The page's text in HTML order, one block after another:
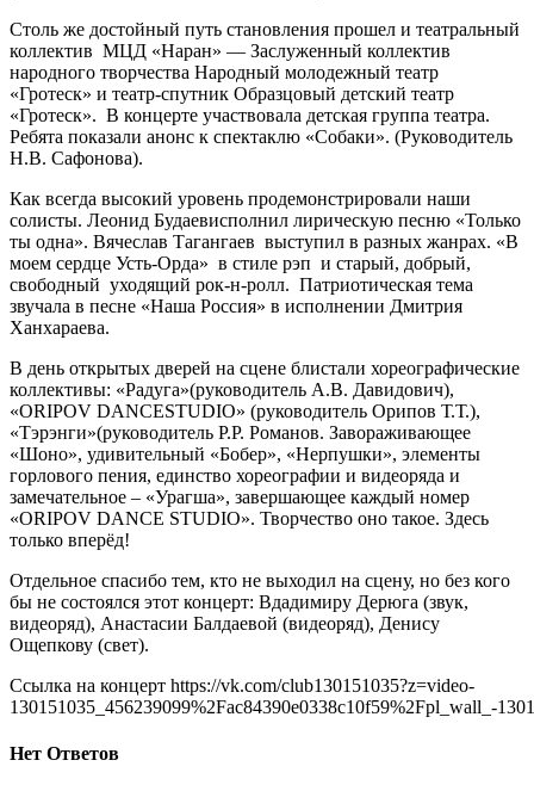
Столь же достойный путь становления прошел и театральный
коллектив МЦД «Наран» — Заслуженный коллектив
народного творчества Народный молодежный театр
«Гротеск» и театр-спутник Образцовый детский театр
«Гротеск». В концерте участвовала детская группа театра.
Ребята показали анонс к спектаклю «Собаки». (Руководитель
Н.В. Сафонова).
Как всегда высокий уровень продемонстрировали наши
солисты. Леонид Будаевисполнил лирическую песню «Только
ты одна». Вячеслав Тагангаев выступил в разных жанрах. «В
моем сердце Усть-Орда» в стиле рэп и старый, добрый,
свободный уходящий рок-н-ролл. Патриотическая тема
звучала в песне «Наша Россия» в исполнении Дмитрия
Ханхараева.
В день открытых дверей на сцене блистали хореографические
коллективы: «Радуга»(руководитель А.В. Давидович),
«ОRIPOV DANCESTUDIO» (руководитель Орипов Т.Т.),
«Тэрэнги»(руководитель Р.Р. Романов. Завораживающее
«Шоно», удивительный «Бобер», «Нерпушки», элементы
горлового пения, единство хореографии и видеоряда и
замечательное – «Урагша», завершающее каждый номер
«ORIPOV DANCE STUDIO». Творчество оно такое. Здесь
только вперёд!
Отдельное спасибо тем, кто не выходил на сцену, но без кого
бы не состоялся этот концерт: Вдадимиру Дерюга (звук,
видеоряд), Анастасии Балдаевой (видеоряд), Денису
Ощепкову (свет).
Ссылка на концерт https://vk.com/club130151035?z=video-
130151035_456239099%2Fac84390e0338c10f59%2Fpl_wall_-
Нет Ответов